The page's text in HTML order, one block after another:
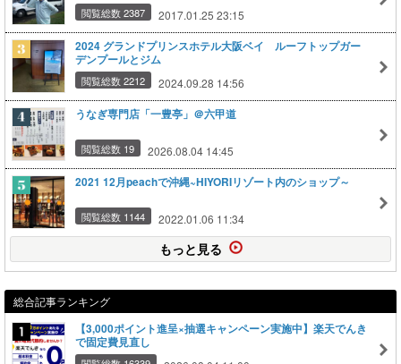
閲覧総数 2387 2017.01.25 23:15
2024 グランドプリンスホテル大阪ベイ ルーフトップガー
デンプールとジム
閲覧総数 2212 2024.09.28 14:56
うなぎ専門店「一豊亭」＠六甲道
閲覧総数 19 2026.08.04 14:45
2021 12月peachで沖縄~HIYORIリゾート内のショップ～
閲覧総数 1144 2022.01.06 11:34
もっと見る
総合記事ランキング
【3,000ポイント進呈×抽選キャンペーン実施中】楽天でんき
で固定費見直し